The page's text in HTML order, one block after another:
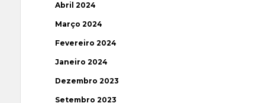
Abril 2024
Março 2024
Fevereiro 2024
Janeiro 2024
Dezembro 2023
Setembro 2023